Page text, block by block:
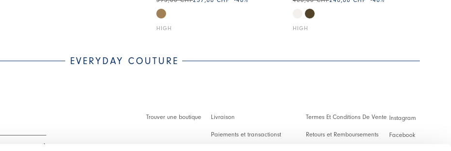
HIGH HIGH
EVERYDAY COUTURE
Trouver une boutique Livraison
Paiements et transactionst
Termes Et Conditions De Vente
Retours et Remboursements
Instagram
Facebook